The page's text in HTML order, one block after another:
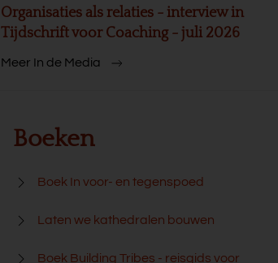
Organisaties als relaties - interview in
Tijdschrift voor Coaching - juli 2026
Meer In de Media
Boeken
Boek In voor- en tegenspoed
Laten we kathedralen bouwen
Boek Building Tribes - reisgids voor